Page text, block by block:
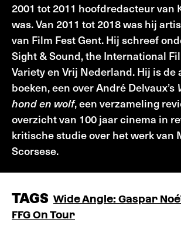
2001 tot 2011 hoofdredacteur van
was. Van 2011 tot 2018 was hij
van Film Fest Gent. Hij schreef
Sight & Sound, the International
Variety en Vrij Nederland. Hij is de
boeken, een over André Delvaux’s
hond en wolf, een verzameling
overzicht van 100 jaar cinema in
kritische studie over het werk van
Scorsese.
TAGS Wide Angle: Gaspar Noé
FFG On Tour